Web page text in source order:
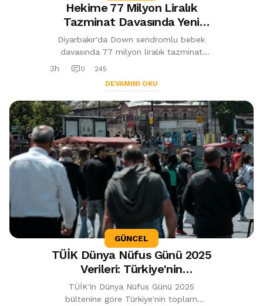
Hekime 77 Milyon Liralık
Tazminat Davasında Yeni
Gelişme: İstinaf Kararı
Sonrası Haciz Tartışması
Diyarbakır'da Down sendromlu bebek
davasında 77 milyon liralık tazminat
kararı sonrası mal varlığına haciz
mahkemesi ...
3h 0
245
DEVAMINI OKU
GÜNCEL
TÜİK Dünya Nüfus Günü 2025
Verileri: Türkiye'nin
Doğurganlık Hızı Dünya
Ortalamasının Altında
TÜİK'in Dünya Nüfus Günü 2025
bültenine göre Türkiye'nin toplam